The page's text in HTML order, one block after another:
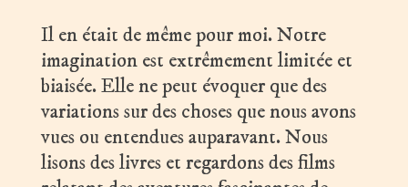
Il en était de même pour moi. Notre
imagination est extrêmement limitée et
biaisée. Elle ne peut évoquer que des
variations sur des choses que nous avons
vues ou entendues auparavant. Nous
lisons des livres et regardons des films